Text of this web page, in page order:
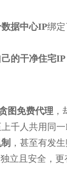
数据中心IP绑
的干净住宅IP
图免费代理
上千人共用同
，甚至有发
立且安全，